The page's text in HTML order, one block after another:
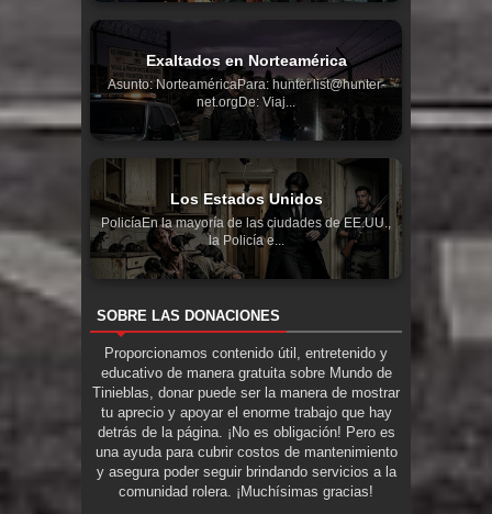
Exaltados en Norteamérica
Asunto: NorteaméricaPara: hunter.list@hunter-
net.orgDe: Viaj...
Los Estados Unidos
PolicíaEn la mayoría de las ciudades de EE.UU.,
la Policía e...
SOBRE LAS DONACIONES
Proporcionamos contenido útil, entretenido y
educativo de manera gratuita sobre Mundo de
Tinieblas, donar puede ser la manera de mostrar
tu aprecio y apoyar el enorme trabajo que hay
detrás de la página. ¡No es obligación! Pero es
una ayuda para cubrir costos de mantenimiento
y asegura poder seguir brindando servicios a la
comunidad rolera. ¡Muchísimas gracias!